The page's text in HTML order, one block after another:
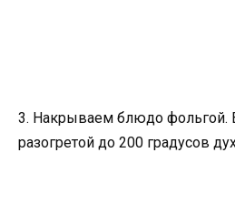
3. Накрываем блюдо фольгой.
разогретой до 200 градусов